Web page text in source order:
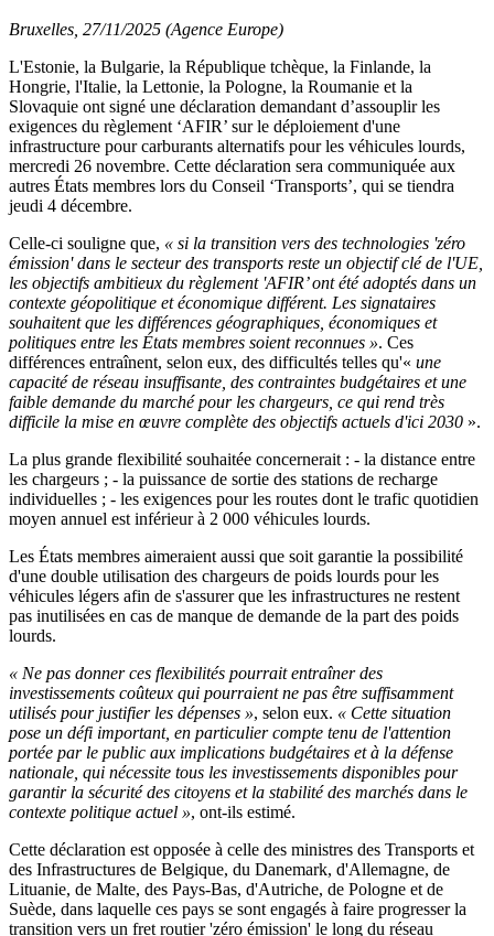
Bruxelles, 27/11/2025 (Agence Europe)
L'Estonie, la Bulgarie, la République tchèque, la Finlande, la
Hongrie, l'Italie, la Lettonie, la Pologne, la Roumanie et la
Slovaquie ont signé une déclaration demandant d’assouplir les
exigences du règlement ‘AFIR’ sur le déploiement d'une
infrastructure pour carburants alternatifs pour les véhicules lourds,
mercredi 26 novembre. Cette déclaration sera communiquée aux
autres États membres lors du Conseil ‘Transports’, qui se tiendra
jeudi 4 décembre.
Celle-ci souligne que, « si la transition vers des technologies 'zéro
émission' dans le secteur des transports reste un objectif clé de l'UE,
les objectifs ambitieux du règlement 'AFIR’ ont été adoptés dans un
contexte géopolitique et économique différent. Les signataires
souhaitent que les différences géographiques, économiques et
politiques entre les États membres soient reconnues ». Ces
différences entraînent, selon eux, des difficultés telles qu'« une
capacité de réseau insuffisante, des contraintes budgétaires et une
faible demande du marché pour les chargeurs, ce qui rend très
difficile la mise en œuvre complète des objectifs actuels d'ici 2030 ».
La plus grande flexibilité souhaitée concernerait : - la distance entre
les chargeurs ; - la puissance de sortie des stations de recharge
individuelles ; - les exigences pour les routes dont le trafic quotidien
moyen annuel est inférieur à 2 000 véhicules lourds.
Les États membres aimeraient aussi que soit garantie la possibilité
d'une double utilisation des chargeurs de poids lourds pour les
véhicules légers afin de s'assurer que les infrastructures ne restent
pas inutilisées en cas de manque de demande de la part des poids
lourds.
« Ne pas donner ces flexibilités pourrait entraîner des
investissements coûteux qui pourraient ne pas être suffisamment
utilisés pour justifier les dépenses », selon eux. « Cette situation
pose un défi important, en particulier compte tenu de l'attention
portée par le public aux implications budgétaires et à la défense
nationale, qui nécessite tous les investissements disponibles pour
garantir la sécurité des citoyens et la stabilité des marchés dans le
contexte politique actuel », ont-ils estimé.
Cette déclaration est opposée à celle des ministres des Transports et
des Infrastructures de Belgique, du Danemark, d'Allemagne, de
Lituanie, de Malte, des Pays-Bas, d'Autriche, de Pologne et de
Suède, dans laquelle ces pays se sont engagés à faire progresser la
transition vers un fret routier 'zéro émission' le long du réseau